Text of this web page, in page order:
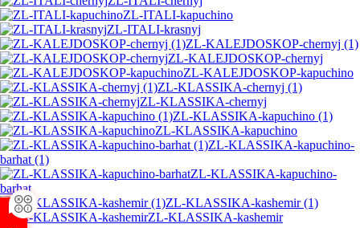
ZL-ITALI-kapuchino
ZL-ITALI-krasnyj
ZL-KALEJDOSKOP-chernyj (1)
ZL-KALEJDOSKOP-chernyj
ZL-KALEJDOSKOP-kapuchino
ZL-KLASSIKA-chernyj (1)
ZL-KLASSIKA-chernyj
ZL-KLASSIKA-kapuchino (1)
ZL-KLASSIKA-kapuchino
ZL-KLASSIKA-kapuchino-
barhat (1)
ZL-KLASSIKA-kapuchino-
barhat
ZL-KLASSIKA-kashemir (1)
ZL-KLASSIKA-kashemir